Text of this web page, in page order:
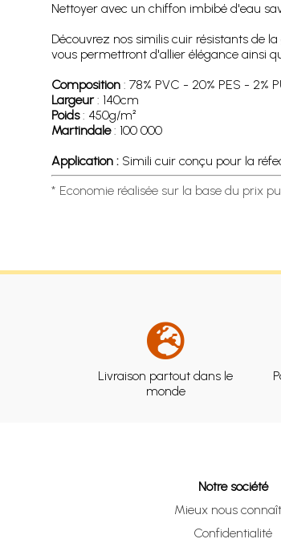
Nettoyer avec un chiffon imbibé d'eau
Découvrez nos similis cuir résistants de
vous permettront d'allier élégance ainsi
Composition: 78% PVC - 20% PES - 2%
Largeur: 140cm
Poids: 450g/m²
Martindale: 100 000
Application :Simili cuir conçu pour la
* Economie réalisée sur la base du prix
Livraison partout dans le
monde
Notre société
Mieux nous
Confidentialité